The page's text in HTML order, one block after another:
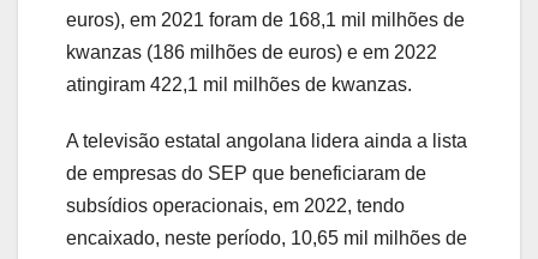
euros), em 2021 foram de 168,1 mil milhões de
kwanzas (186 milhões de euros) e em 2022
atingiram 422,1 mil milhões de kwanzas.
A televisão estatal angolana lidera ainda a lista
de empresas do SEP que beneficiaram de
subsídios operacionais, em 2022, tendo
encaixado, neste período, 10,65 mil milhões de